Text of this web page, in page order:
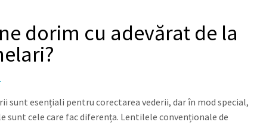
dorim cu adevărat de la
sunt esențiali pentru corectarea vederii, dar în mod special,
sunt cele care fac diferența. Lentilele convenționale de